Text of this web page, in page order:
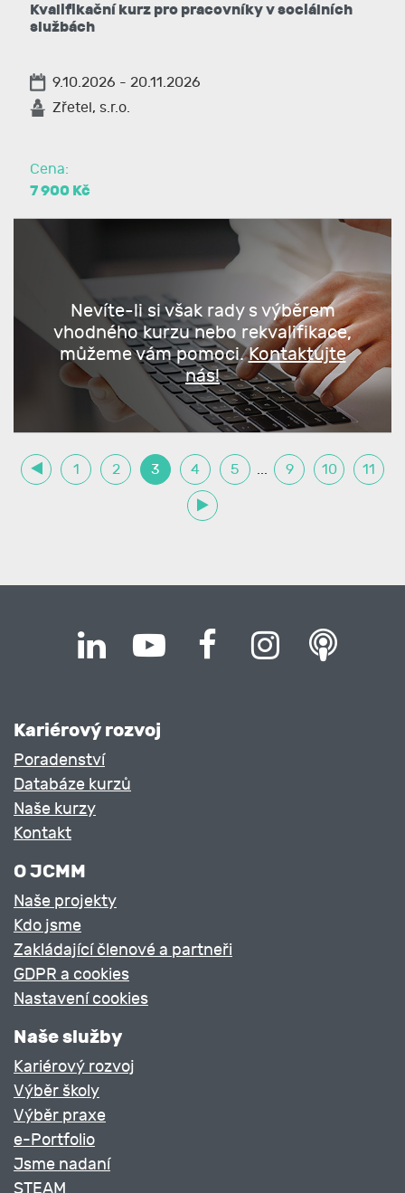
Kvalifikační kurz pro pracovníky v sociálních
službách
9.10.2026 - 20.11.2026
Zřetel, s.r.o.
Cena:
7 900 Kč
Nevíte-li si však rady s výběrem
vhodného kurzu nebo rekvalifikace,
můžeme vám pomoci.Kontaktujte
nás!
1 2 3 4 5 ... 9 10 11
Kariérový rozvoj
Poradenství
Databáze kurzů
Naše kurzy
Kontakt
O JCMM
Naše projekty
Kdo jsme
Zakládající členové a partneři
GDPR a cookies
Nastavení cookies
Naše služby
Kariérový rozvoj
Výběr školy
Výběr praxe
e-Portfolio
Jsme nadaní
STEAM